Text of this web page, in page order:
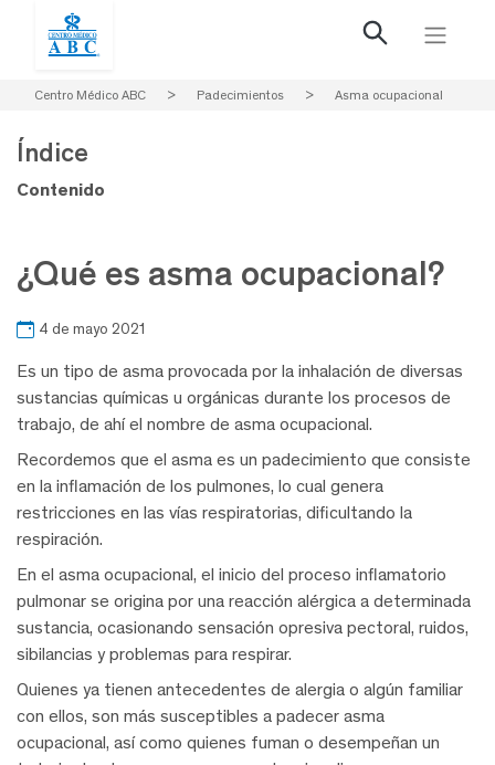
Centro Médico ABC > Padecimientos > Asma ocupacional
¿Qué es asma ocupacional?
4 de mayo 2021
Es un tipo de asma provocada por la inhalación de diversas
sustancias químicas u orgánicas durante los procesos de
trabajo, de ahí el nombre de asma ocupacional.
Recordemos que el asma es un padecimiento que consiste
en la inflamación de los pulmones, lo cual genera
restricciones en las vías respiratorias, dificultando la
respiración.
En el asma ocupacional, el inicio del proceso inflamatorio
pulmonar se origina por una reacción alérgica a determinada
sustancia, ocasionando sensación opresiva pectoral, ruidos,
sibilancias y problemas para respirar.
Quienes ya tienen antecedentes de alergia o algún familiar
con ellos, son más susceptibles a padecer asma
ocupacional, así como quienes fuman o desempeñan un
Índice
Contenido